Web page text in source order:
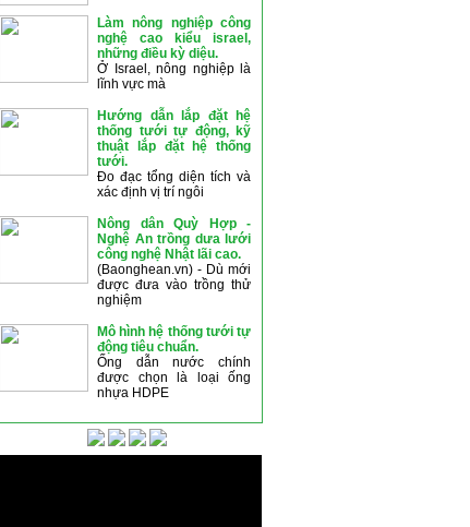
Làm nông nghiệp công
nghệ cao kiểu israel,
những điều kỳ diệu.
Ở Israel, nông nghiệp là
lĩnh vực mà
Hướng dẫn lắp đặt hệ
thống tưới tự động, kỹ
thuật lắp đặt hệ thống
tưới.
Đo đạc tổng diện tích và
xác định vị trí ngôi
Nông dân Quỳ Hợp -
Nghệ An trồng dưa lưới
công nghệ Nhật lãi cao.
(Baonghean.vn) - Dù mới
được đưa vào trồng thử
nghiệm
Mô hình hệ thống tưới tự
động tiêu chuẩn.
Ống dẫn nước chính
được chọn là loại ống
nhựa HDPE